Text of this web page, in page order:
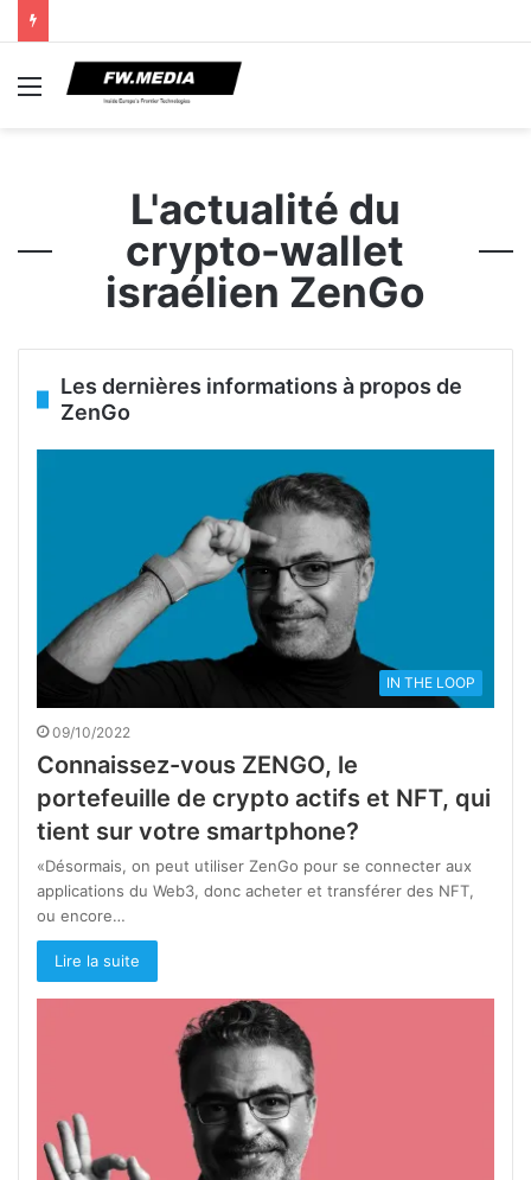
Menu
L'actualité du
crypto-wallet
israélien ZenGo
Les dernières informations à propos de
ZenGo
IN THE LOOP
09/10/2022
Connaissez-vous ZENGO, le
portefeuille de crypto actifs et NFT, qui
tient sur votre smartphone?
«Désormais, on peut utiliser ZenGo pour se connecter aux
applications du Web3, donc acheter et transférer des NFT,
ou encore…
Lire la suite